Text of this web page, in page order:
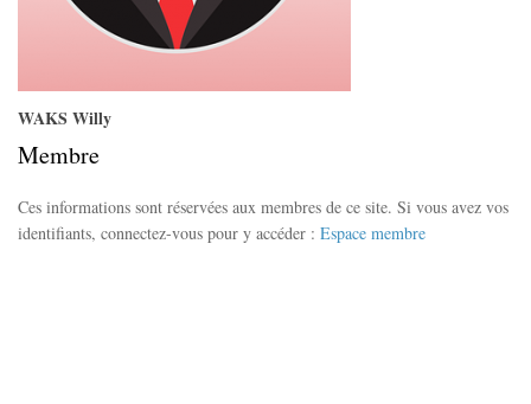
WAKS Willy
Membre
Ces informations sont réservées aux membres de ce site. Si vous avez vos
identifiants, connectez-vous pour y accéder : Espace membre